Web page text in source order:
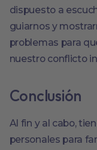
dispuesto a
guiarnos y
problemas para
nuestro conflicto
Conclusión
Al fin y al cabo,
personales para